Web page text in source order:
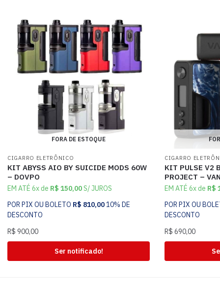
FORA DE ESTOQUE
CIGARRO ELETRÔNICO
KIT ABYSS AIO BY SUICIDE MODS 60W
– DOVPO
EM ATÉ 6x de R$ 150,00S/ JUROS
POR PIX OU BOLETO R$ 810,0010% DE
DESCONTO
R$ 900,00
Ser notificado!
CIGARRO
KIT PULSE V2
PROJECT –
EM ATÉ 6x de R$
POR PIX OU
DESCONTO
R$ 690,00